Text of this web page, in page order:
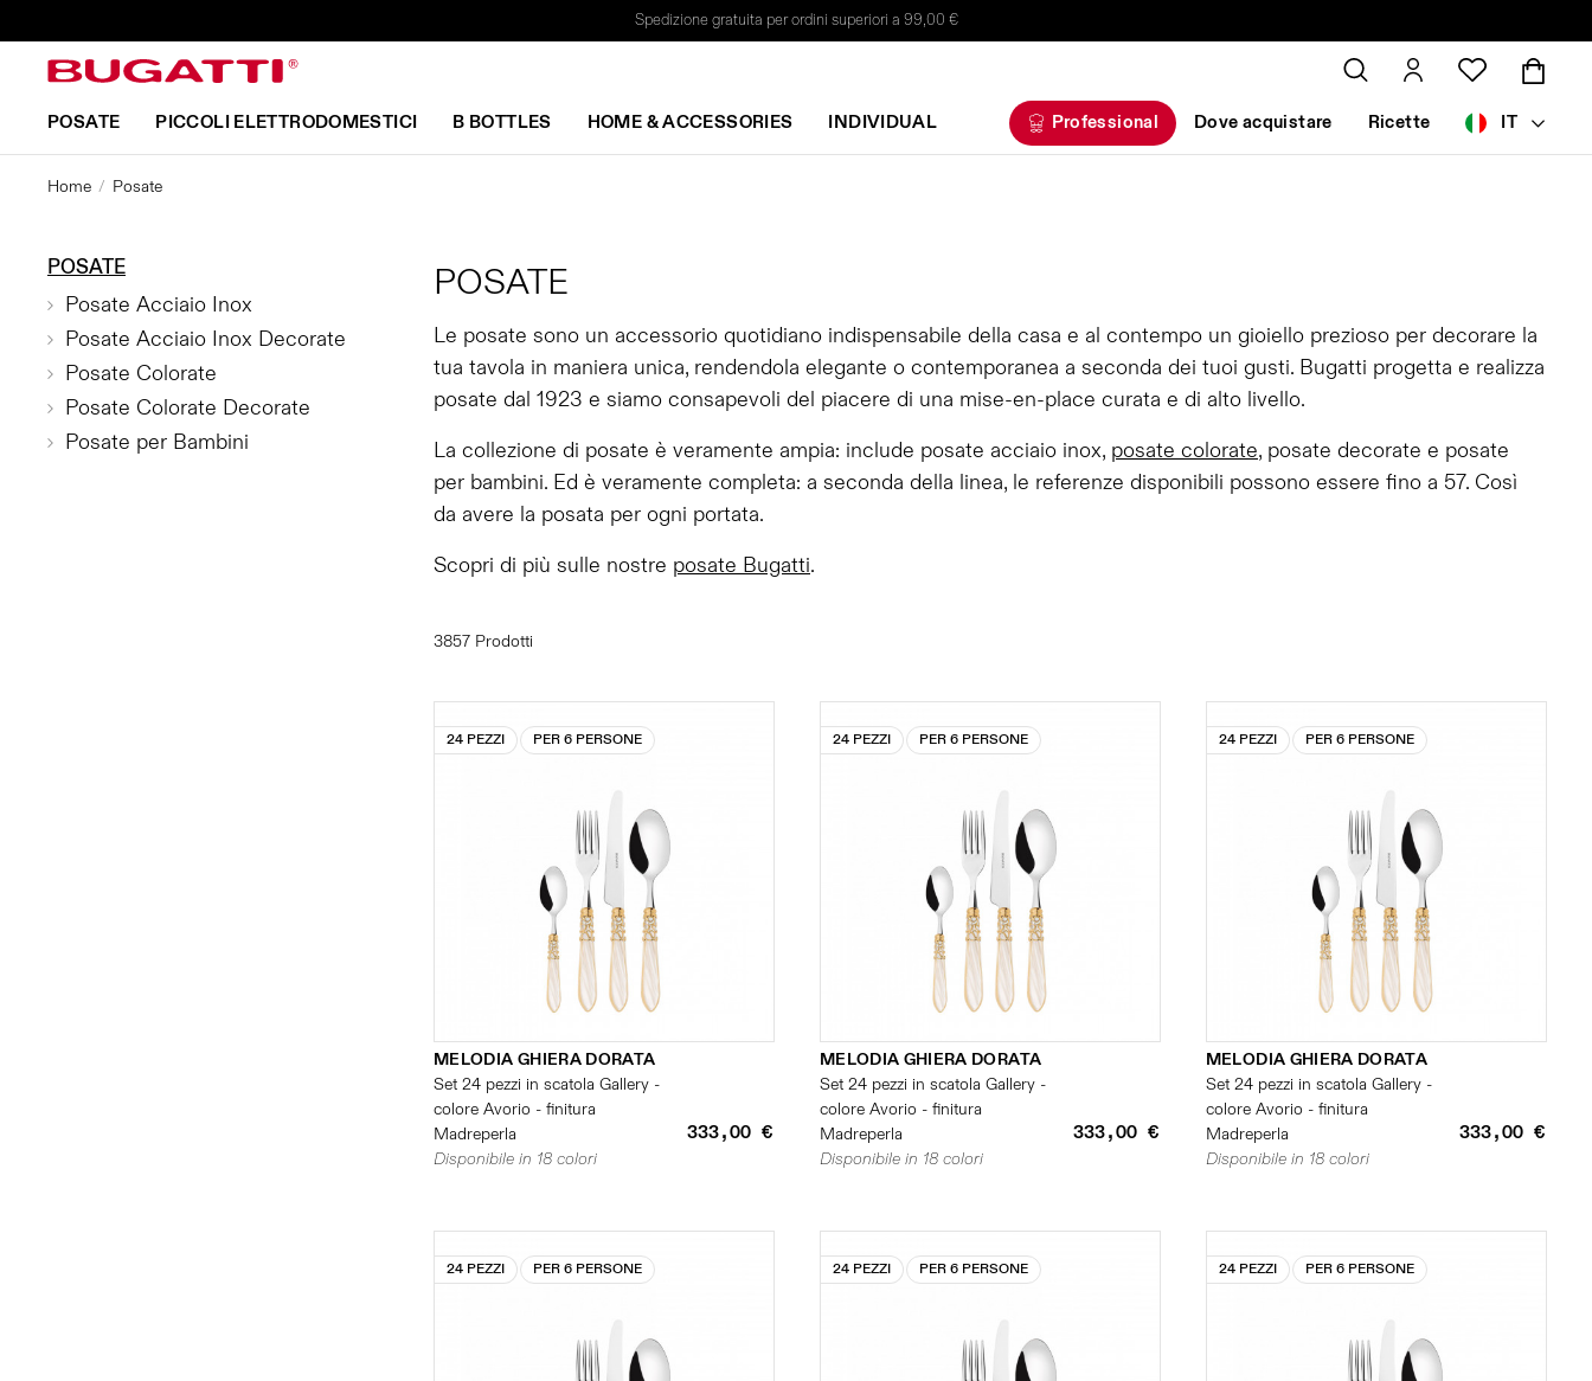
Spedizione gratuita per ordini superiori a 99,00 €
POSATE PICCOLI ELETTRODOMESTICI B BOTTLES HOME & ACCESSORIES INDIVIDUAL Professional Dove acquistare Ricette IT
Home Posate
POSATE
Le posate sono un accessorio quotidiano indispensabile della casa e al contempo un gioiello prezioso per decorare la
tua tavola in maniera unica, rendendola elegante o contemporanea a seconda dei tuoi gusti. Bugatti progetta e realizza
posate dal 1923 e siamo consapevoli del piacere di una mise-en-place curata e di alto livello.
La collezione di posate è veramente ampia: include posate acciaio inox, posate colorate, posate decorate e posate
per bambini. Ed è veramente completa: a seconda della linea, le referenze disponibili possono essere fino a 57. Così
da avere la posata per ogni portata.
Scopri di più sulle nostre posate Bugatti.
3857 Prodotti
24 PEZZI PER 6 PERSONE
MELODIA GHIERA DORATA
Set 24 pezzi in scatola Gallery -
colore Avorio - finitura
Madreperla
333,00 €
Disponibile in 18 colori
24 PEZZI PER 6 PERSONE
MELODIA GHIERA DORATA
Set 24 pezzi in scatola Gallery -
colore Avorio - finitura
Madreperla
333,00 €
Disponibile in 18 colori
24 PEZZI PER 6 PERSONE
MELODIA GHIERA DORATA
Set 24 pezzi in scatola Gallery -
colore Avorio - finitura
Madreperla
333,00 €
Disponibile in 18 colori
24 PEZZI PER 6 PERSONE 24 PEZZI PER 6 PERSONE 24 PEZZI PER 6 PERSONE
POSATE
Posate Acciaio Inox
Posate Acciaio Inox Decorate
Posate Colorate
Posate Colorate Decorate
Posate per Bambini